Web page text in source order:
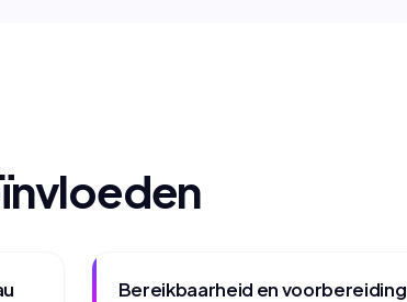
Bereikbaarheid en voorbereiding